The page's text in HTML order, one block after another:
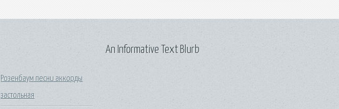
Розенбаум песни аккорды
застольная
An Informative Text Blurb